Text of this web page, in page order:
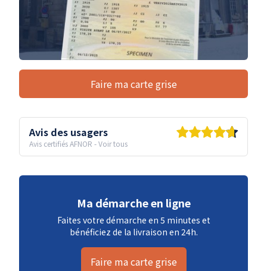
Faire ma carte grise
Avis des usagers
Avis certifiés AFNOR -Voir tous
Ma démarche en ligne
Faites votre démarche en 5 minutes et
bénéficiez de la livraison en 24h.
Faire ma carte grise